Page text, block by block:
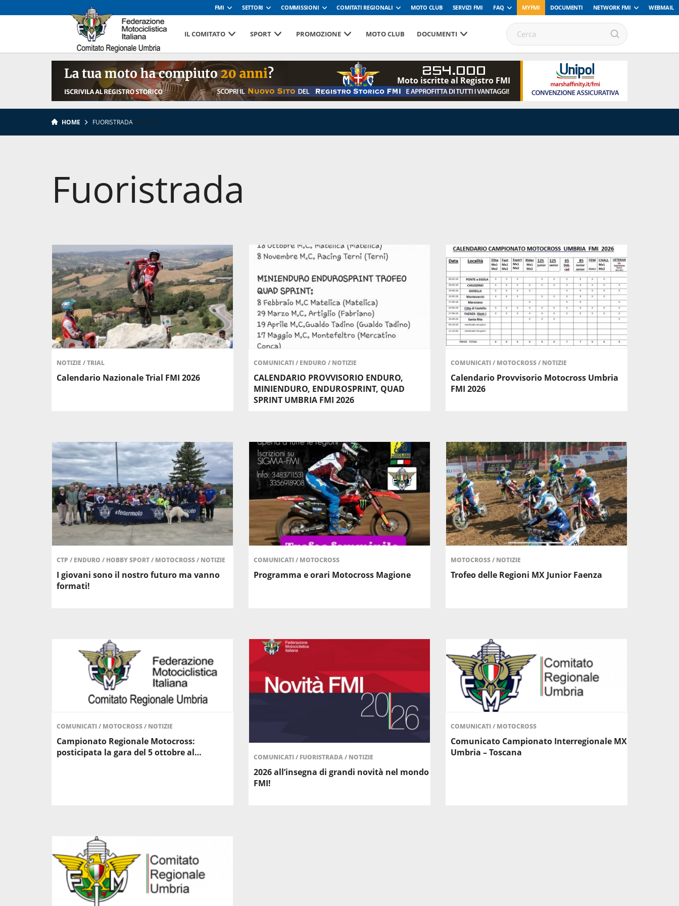
FMI SETTORI COMMISSIONI COMITATI REGIONALI MOTO CLUB SERVIZI FMI FAQ MYFMI DOCUMENTI NETWORK FMI WEBMAIL
IL COMITATO SPORT PROMOZIONE MOTO CLUB DOCUMENTI
254.000
Moto iscritte al Registro FMI
HOME FUORISTRADA(PAGE 3)
Fuoristrada
NOTIZIE /TRIAL
Calendario Nazionale Trial FMI 2026
COMUNICATI/ ENDURO / NOTIZIE
CALENDARIO PROVVISORIO ENDURO,
MINIENDURO, ENDUROSPRINT, QUAD
SPRINT UMBRIA FMI 2026
COMUNICATI/ MOTOCROSS/ NOTIZIE
Calendario Provvisorio Motocross Umbria
FMI 2026
CTP / ENDURO / HOBBY SPORT/ MOTOCROSS/ NOTIZIE
I giovani sono il nostro futuro ma vanno
formati!
COMUNICATI/ MOTOCROSS
Programma e orari Motocross Magione
MOTOCROSS/ NOTIZIE
Trofeo delle Regioni MX Junior Faenza
COMUNICATI/ MOTOCROSS/ NOTIZIE
Campionato Regionale Motocross:
posticipata la gara del 5 ottobre al…
COMUNICATI/ FUORISTRADA/ NOTIZIE
2026 all’insegna di grandi novità nel mondo
FMI!
COMUNICATI/ MOTOCROSS
Comunicato Campionato Interregionale MX
Umbria – Toscana